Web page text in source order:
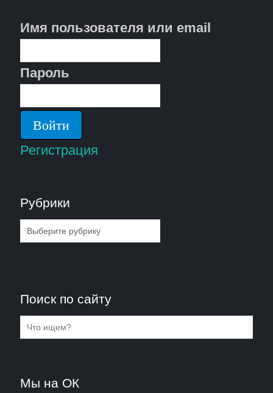
Имя пользователя или email
Пароль
Регистрация
Рубрики
Рубрики
Поиск по сайту
Мы на ОК